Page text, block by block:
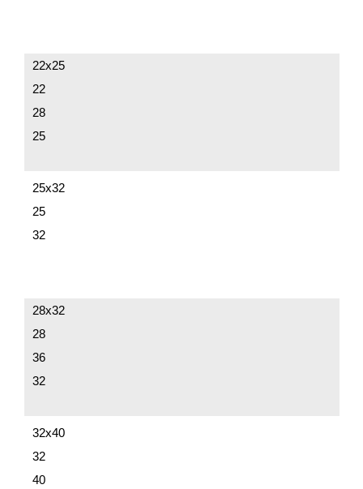
22х25
22
28
25
25х32
25
32
28х32
28
36
32
32х40
32
40